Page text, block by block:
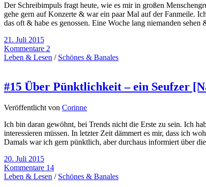
Der Schreibimpuls fragt heute, wie es mir in großen
gehe gern auf Konzerte & war ein paar Mal auf der Fanmeile.
das oft & habe es genossen. Eine Woche lang niemanden
21. Juli 2015
Kommentare 2
Leben & Lesen / Schönes & Banales
#15 Über Pünktlichkeit – ein Seufzer
Veröffentlicht von Corinne
Ich bin daran gewöhnt, bei Trends nicht die Erste zu sein. Ich
interessieren müssen. In letzter Zeit dämmert es mir, dass ich
Damals war ich gern pünktlich, aber durchaus informiert über
20. Juli 2015
Kommentare 14
Leben & Lesen / Schönes & Banales